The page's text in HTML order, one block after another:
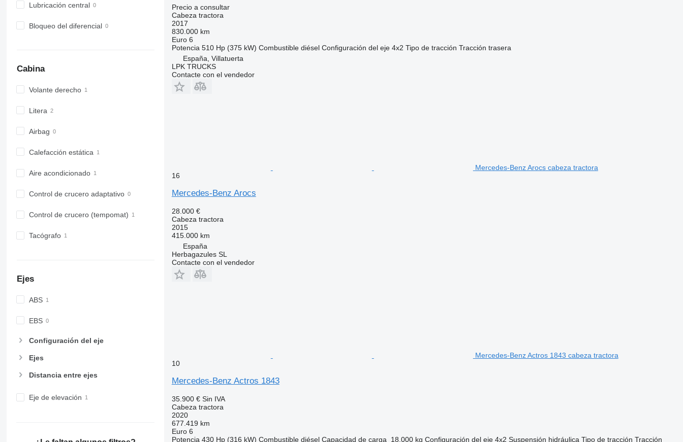
Lubricación central
Bloqueo del diferencial
Cabina
Volante derecho
Litera
Airbag
Calefacción estática
Aire acondicionado
Control de crucero adaptativo
Control de crucero (tempomat)
Tacógrafo
Ejes
ABS
EBS
Configuración del eje
Ejes
Distancia entre ejes
Eje de elevación
Precio a consultar
Cabeza tractora
2017
830.000 km
Euro 6
Potencia 510 Hp (375 kW) Combustible diésel Configuración del eje 4x2 Tipo de tracción Tracción trasera
España, Villatuerta
LPK TRUCKS
Contacte con el vendedor
Mercedes-Benz Arocs cabeza tractora
16
Mercedes-Benz Arocs
28.000 €
Cabeza tractora
2015
415.000 km
España
Herbagazules SL
Contacte con el vendedor
Mercedes-Benz Actros 1843 cabeza tractora
10
Mercedes-Benz Actros 1843
35.900 € Sin IVA
Cabeza tractora
2020
677.419 km
Euro 6
Potencia 430 Hp (316 kW) Combustible diésel Capacidad de carga 18.000 kg Configuración del eje 4x2 Suspensión hidráulica Tipo de tracción Tracción